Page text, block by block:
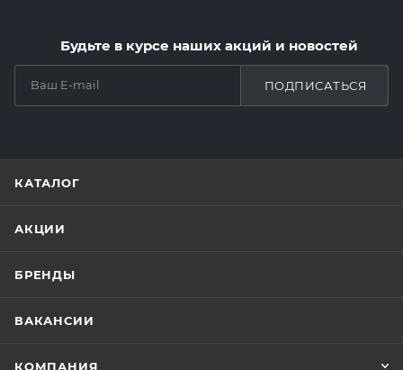
Будьте в курсе наших акций и новостей
ПОДПИСАТЬСЯ
КАТАЛОГ
АКЦИИ
БРЕНДЫ
ВАКАНСИИ
КОМПАНИЯ